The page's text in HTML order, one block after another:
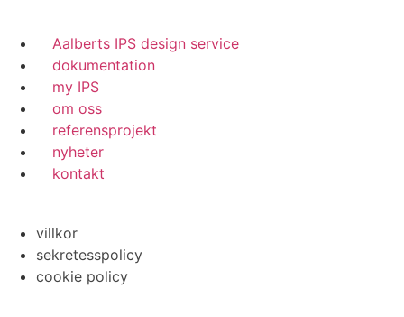
Aalberts IPS design service
dokumentation
my IPS
om oss
referensprojekt
nyheter
kontakt
villkor
sekretesspolicy
cookie policy